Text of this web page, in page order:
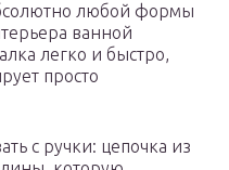
любой формы
ванной
легко и быстро,
просто
с ручки: цепочка из